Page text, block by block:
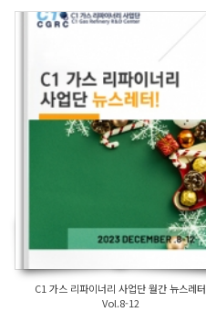
C1 가스 리파이너리 사업단 월간 뉴스레터
Vol.8-12